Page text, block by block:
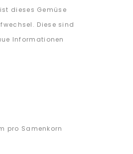
dieses Gemüse
Diese sind
Informationen
pro Samenkorn